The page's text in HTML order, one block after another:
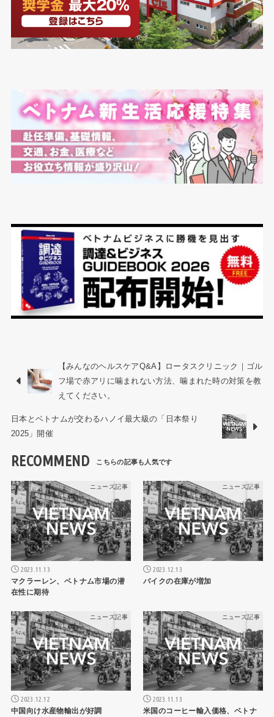
【みんなのヘルスケアQ&A】ロータスクリニック｜ゴル
フ場で赤アリに噛まれない方法、噛まれた時の対策を教
えてください。
日本とベトナムが交わるハノイ最大級の「日本祭り
2025」開催
RECOMMEND
ニュース記事
2023.11.13
マクラーレン、ベトナム市場の潜
在性に期待
ニュース記事
2023.12.13
バイクの在庫が増加
ニュース記事
2023.12.12
中国向け水産物輸出が好調
ニュース記事
2023.11.13
米国のコーヒー輸入価格、ベトナ